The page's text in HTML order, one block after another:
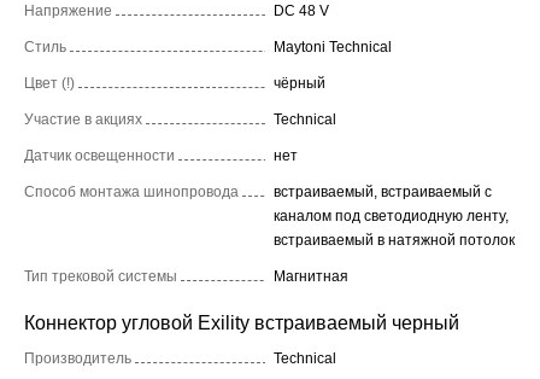
Напряжение DC 48 V
Стиль Maytoni Technical
Цвет (!) чёрный
Участие в акциях Technical
Датчик освещенности нет
Способ монтажа шинопровода
встраиваемый, встраиваемый с
каналом под светодиодную ленту,
встраиваемый в натяжной потолок
Тип трековой системы Магнитная
Коннектор угловой Exility встраиваемый черный
Производитель Technical